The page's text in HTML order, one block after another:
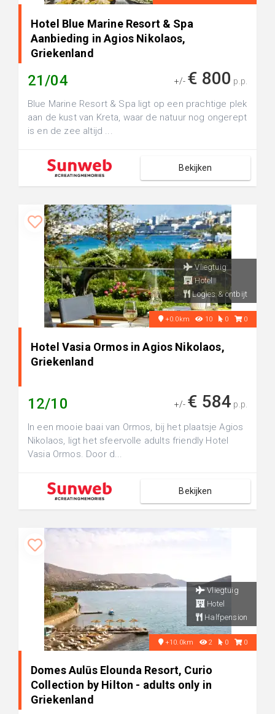
Hotel Blue Marine Resort & Spa
Aanbieding in Agios Nikolaos,
Griekenland
21/04 +/- € 800 p.p.
Blue Marine Resort & Spa ligt op een prachtige plek
aan de kust van Kreta, waar de natuur nog ongerept
is en de zee altijd ...
Bekijken
Vliegtuig
Hotel
Logies & ontbijt
+0.0km 10 0 0
Hotel Vasia Ormos in Agios Nikolaos,
Griekenland
12/10 +/- € 584 p.p.
In een mooie baai van Ormos, bij het plaatsje Agios
Nikolaos, ligt het sfeervolle adults friendly Hotel
Vasia Ormos. Door d...
Bekijken
Vliegtuig
Hotel
Halfpension
+10.0km 2 0 0
Domes Aulūs Elounda Resort, Curio
Collection by Hilton - adults only in
Griekenland